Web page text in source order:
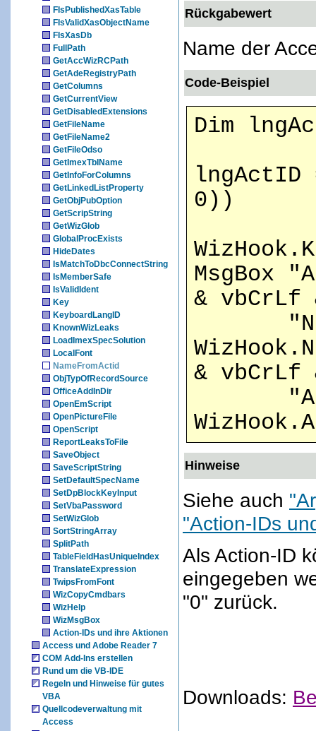
FIsPublishedXasTable
FIsValidXasObjectName
FIsXasDb
FullPath
GetAccWizRCPath
GetAdeRegistryPath
GetColumns
GetCurrentView
GetDisabledExtensions
GetFileName
GetFileName2
GetFileOdso
GetImexTblName
GetInfoForColumns
GetLinkedListProperty
GetObjPubOption
GetScripString
GetWizGlob
GlobalProcExists
HideDates
IsMatchToDbcConnectString
IsMemberSafe
IsValidIdent
Key
KeyboardLangID
KnownWizLeaks
LoadImexSpecSolution
LocalFont
NameFromActid
ObjTypOfRecordSource
OfficeAddInDir
OpenEmScript
OpenPictureFile
OpenScript
ReportLeaksToFile
SaveObject
SaveScriptString
SetDefaultSpecName
SetDpBlockKeyInput
SetVbaPassword
SetWizGlob
SortStringArray
SplitPath
TableFieldHasUniqueIndex
TranslateExpression
TwipsFromFont
WizCopyCmdbars
WizHelp
WizMsgBox
Action-IDs und ihre Aktionen
Access und Adobe Reader 7
COM Add-Ins erstellen
Rund um die VB-IDE
Regeln und Hinweise für gutes
VBA
Quellcodeverwaltung mit
Access
Rückgabewert
Name der
Code-Beispiel
Dim
lngActID
0))
MsgBox
& vbCrLf
& vbCrLf
Hinweise
Siehe auch
"Action-IDs
Als Action-ID
eingegeben
"0" zurück.
Downloads: